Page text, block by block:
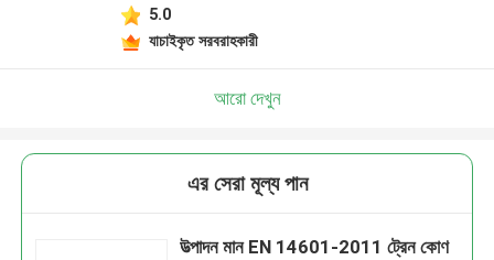
5.0
যাচাইকৃত সরবরাহকারী
আরো দেখুন
এর সেরা মূল্য পান
উত্পাদন মান EN 14601-2011 ট্রেন কোণ